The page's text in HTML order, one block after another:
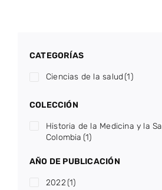
CATEGORÍAS
Ciencias de la salud(1)
COLECCIÓN
Historia de la Medicina y la
Colombia (1)
AÑO DE PUBLICACIÓN
2022(1)